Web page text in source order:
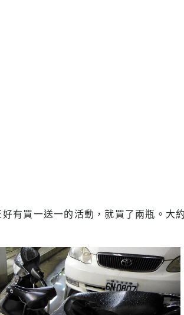
有買一送一的活動，就買了兩瓶。大